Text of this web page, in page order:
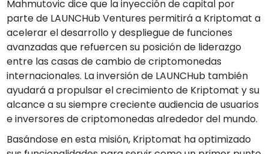
Mahmutovic dice que la inyección de capital por
parte de LAUNCHub Ventures permitirá a Kriptomat a
acelerar el desarrollo y despliegue de funciones
avanzadas que refuercen su posición de liderazgo
entre las casas de cambio de criptomonedas
internacionales. La inversión de LAUNCHub también
ayudará a propulsar el crecimiento de Kriptomat y su
alcance a su siempre creciente audiencia de usuarios
e inversores de criptomonedas alrededor del mundo.
Basándose en esta misión, Kriptomat ha optimizado